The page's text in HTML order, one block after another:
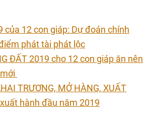
của 12 con giáp: Dự đoán chính
phát tài phát lộc
ĐẤT 2019 cho 12 con giáp ăn nên
TRƯƠNG, MỞ HÀNG, XUẤT
hành đầu năm 2019